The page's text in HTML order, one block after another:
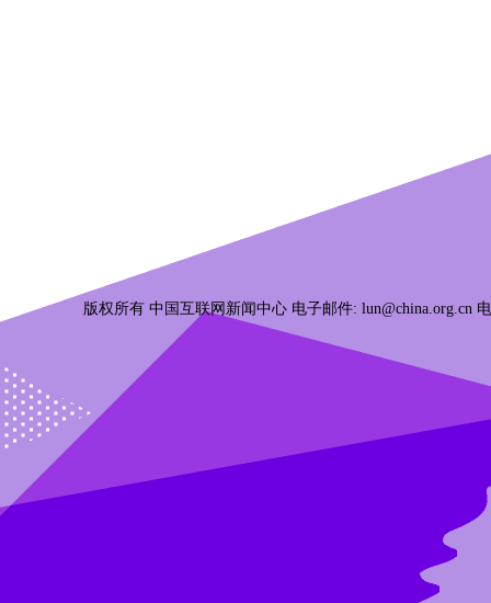
版权所有 中国互联网新闻中心 电子邮件: lun@china.org.cn